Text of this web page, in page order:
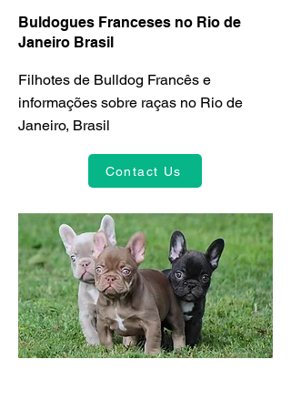
Buldogues Franceses no Rio de
Janeiro Brasil
Filhotes de Bulldog Francês e
informações sobre raças no Rio de
Janeiro, Brasil
Contact Us